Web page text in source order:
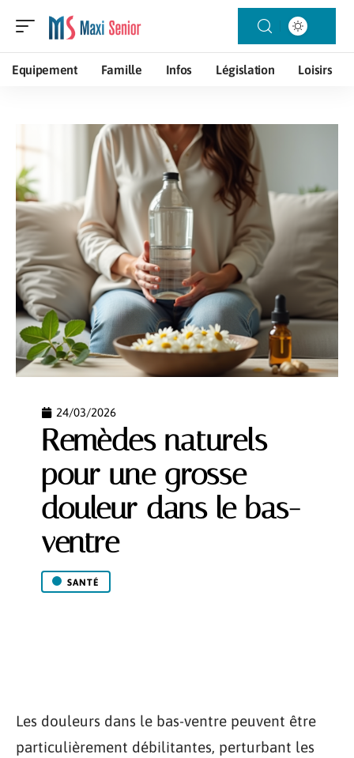
Equipement Famille Infos Législation Loisirs
24/03/2026
Remèdes naturels
pour une grosse
douleur dans le bas-
ventre
SANTÉ
Les douleurs dans le bas-ventre peuvent être
particulièrement débilitantes, perturbant les